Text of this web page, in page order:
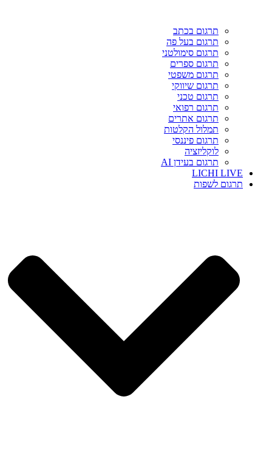
תרגום בכתב
תרגום בעל פה
תרגום סימולטני
תרגום ספרים
תרגום משפטי
תרגום שיווקי
תרגום טכני
תרגום רפואי
תרגום אתרים
תמלול הקלטות
תרגום פיננסי
לוקליזציה
תרגום בעידן AI
LICHI LIVE
תרגום לשפות